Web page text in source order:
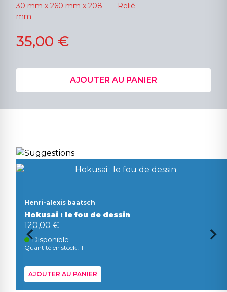
30 mm x 260 mm x 208
mm
Relié
35,00 €
AJOUTER AU PANIER
Henri-alexis baatsch
Hokusai : le fou de dessin
120,00 €
Disponible
Quantité en stock : 1
AJOUTER AU PANIER